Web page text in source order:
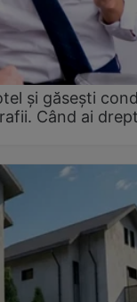
și găsești
Când ai